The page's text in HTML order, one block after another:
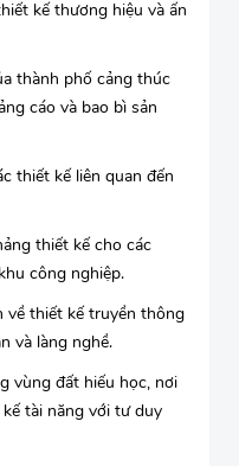
kế thương hiệu và ấn
thành phố cảng thúc
cáo và bao bì sản
thiết kế liên quan đến
thiết kế cho các
công nghiệp.
về thiết kế truyền thông
và làng nghề.
vùng đất hiếu học, nơi
tài năng với tư duy